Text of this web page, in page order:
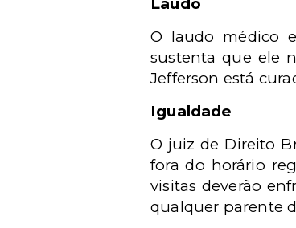
O laudo médico
sustenta que ele
Jefferson está
Igualdade
O juiz de Direito
fora do horário
visitas deverão
qualquer parente